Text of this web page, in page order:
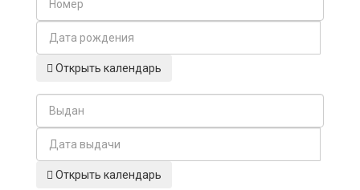
Открыть календарь
Открыть календарь